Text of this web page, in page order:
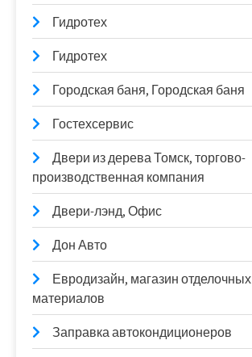
Гидротех
Гидротех
Городская баня, Городская баня
Гостехсервис
Двери из дерева Томск, торгово-
производственная компания
Двери-лэнд, Офис
Дон Авто
Евродизайн, магазин отделочных
материалов
Заправка автокондиционеров